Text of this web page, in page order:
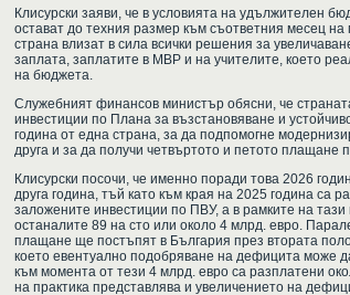
Клисурски заяви, че в условията на удължителен
остават до техния размер към съответния месец на
страна влизат в сила всички решения за
заплата, заплатите в МВР и на учителите, което
на бюджета.
Служебният финансов министър обясни, че
инвестиции по Плана за възстановяване и
година от една страна, за да подпомогне
друга и за да получи четвъртото и петото плащане
Клисурски посочи, че именно поради това 2026
друга година, тъй като към края на 2025 година са
заложените инвестиции по ПВУ, а в рамките на тази
останалите 89 на сто или около 4 млрд. евро.
плащане ще постъпят в България през втората
което евентуално подобряване на дефицита може
към момента от тези 4 млрд. евро са разплатени
на практика представлява и увеличението на